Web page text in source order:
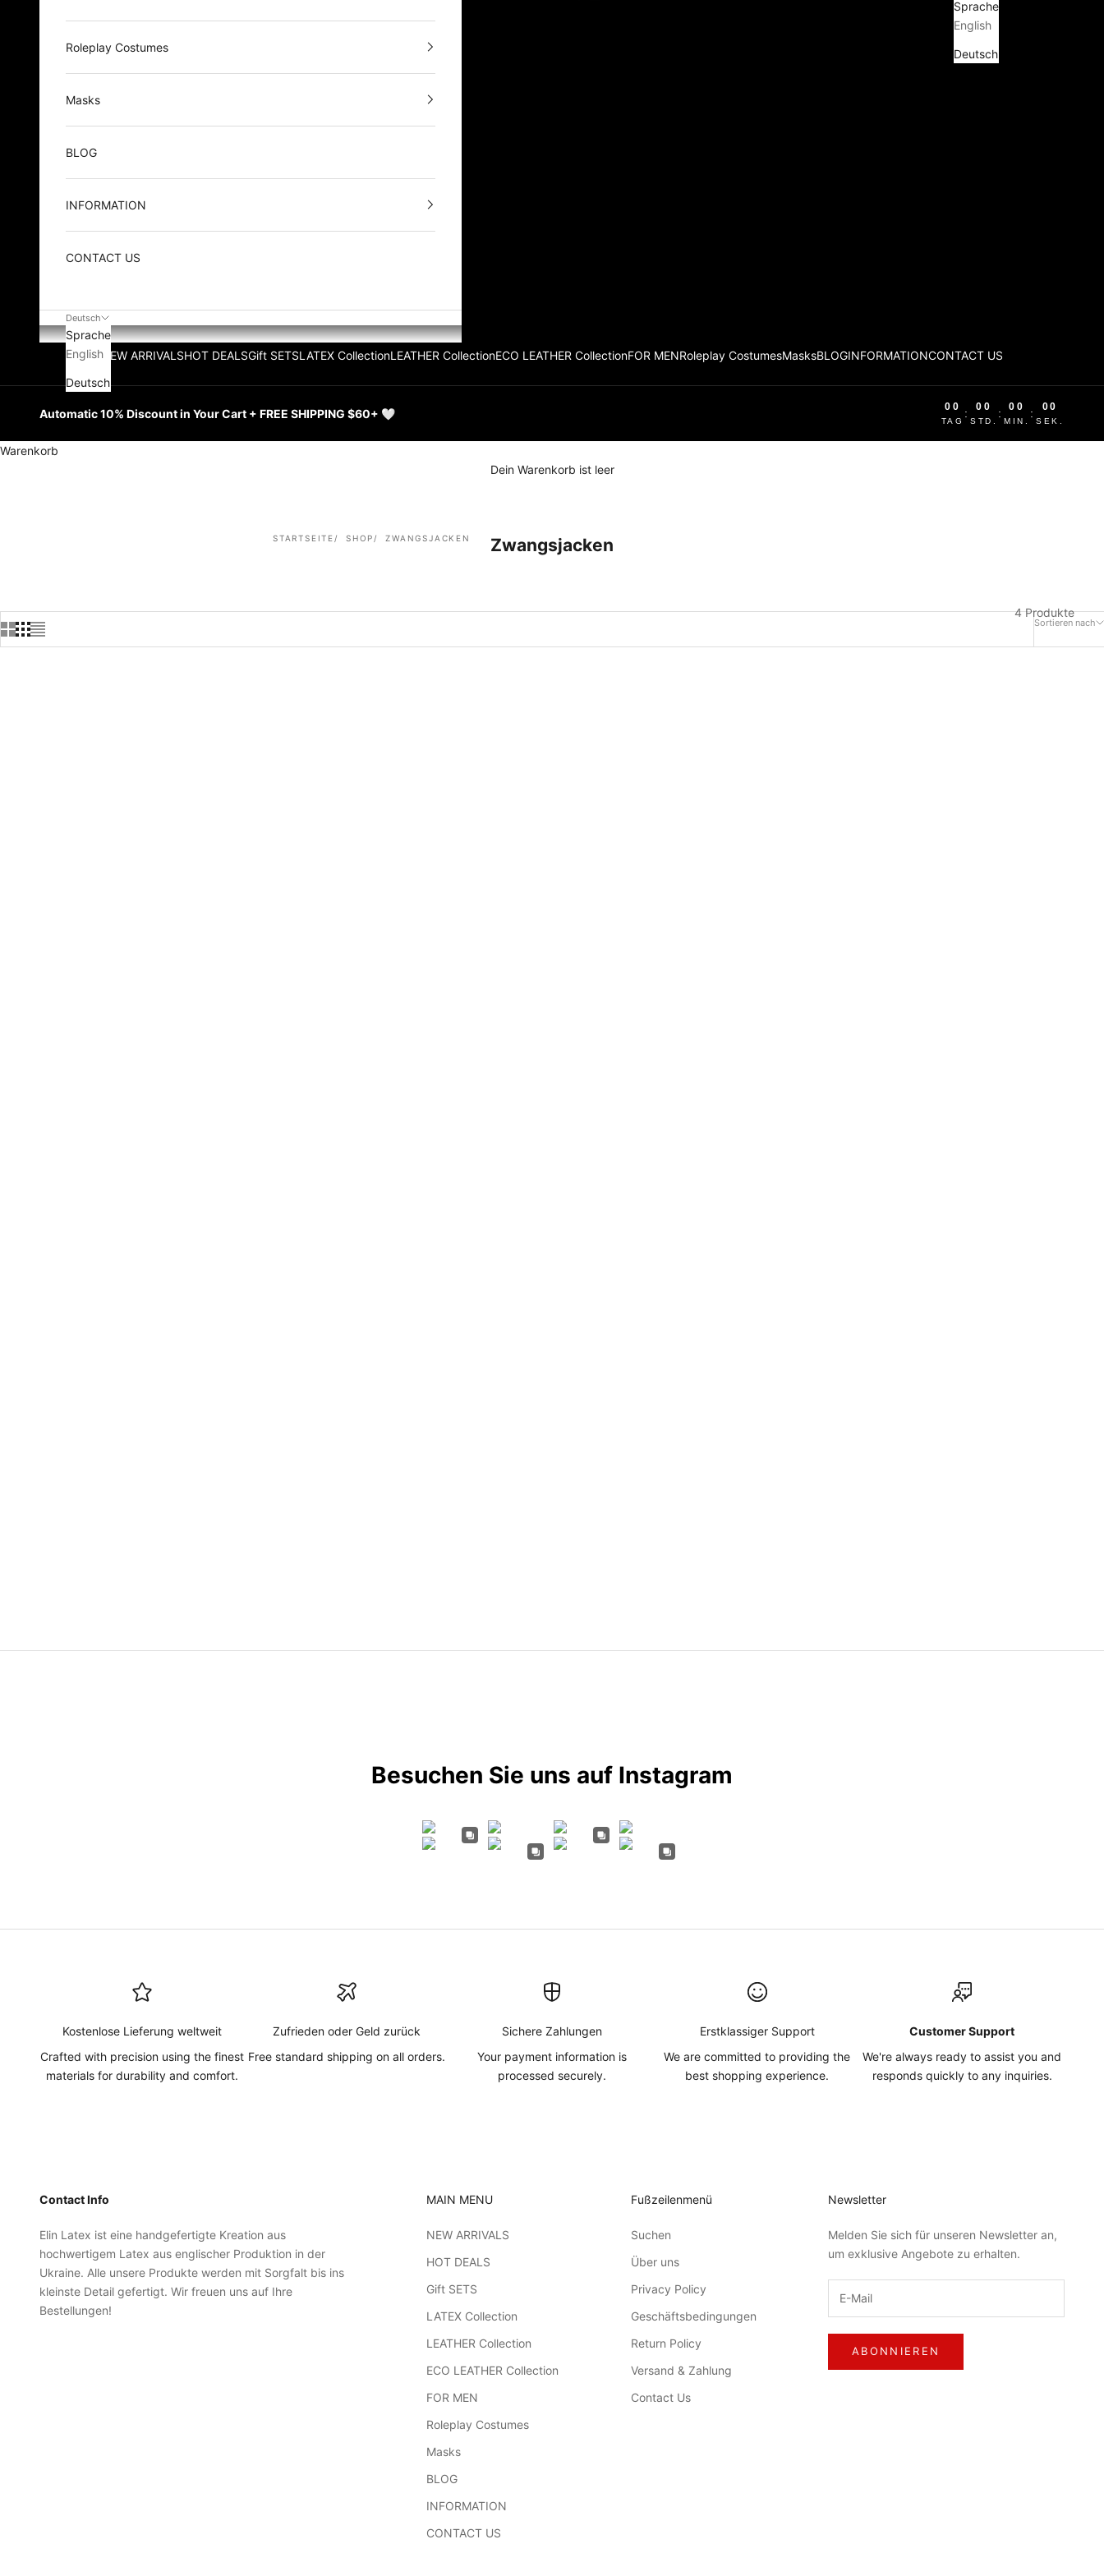
NEW ARRIVALSHOT DEALSGift SETSLATEX CollectionLEATHER CollectionECO LEATHER CollectionFOR MENRoleplay CostumesMasksBLOGINFORMATIONCONTACT US
Sprache
English
Deutsch
Roleplay Costumes
Masks
BLOG
INFORMATION
CONTACT US
Deutsch
Sprache
English
Deutsch
Automatic 10% Discount in Your Cart + FREE SHIPPING $60+ 🤍 00
TAG
: 00
STD.
: 00
MIN.
: 00
SEK.
Warenkorb
Dein Warenkorb ist leer
STARTSEITE SHOP ZWANGSJACKEN Zwangsjacken
Sortieren nach
4 Produkte
Besuchen Sie uns auf Instagram
Kostenlose Lieferung weltweit
Crafted with precision using the finest
materials for durability and comfort.
Zufrieden oder Geld zurück
Free standard shipping on all orders.
Sichere Zahlungen
Your payment information is
processed securely.
Erstklassiger Support
We are committed to providing the
best shopping experience.
Customer Support
We're always ready to assist you and
responds quickly to any inquiries.
Contact Info
Elin Latex ist eine handgefertigte Kreation aus
hochwertigem Latex aus englischer Produktion in der
Ukraine. Alle unsere Produkte werden mit Sorgfalt bis ins
kleinste Detail gefertigt. Wir freuen uns auf Ihre
Bestellungen!
MAIN MENU
NEW ARRIVALS
HOT DEALS
Gift SETS
LATEX Collection
LEATHER Collection
ECO LEATHER Collection
FOR MEN
Roleplay Costumes
Masks
BLOG
INFORMATION
CONTACT US
Fußzeilenmenü
Suchen
Über uns
Privacy Policy
Geschäftsbedingungen
Return Policy
Versand & Zahlung
Contact Us
Newsletter
Melden Sie sich für unseren Newsletter an,
um exklusive Angebote zu erhalten.
ABONNIEREN